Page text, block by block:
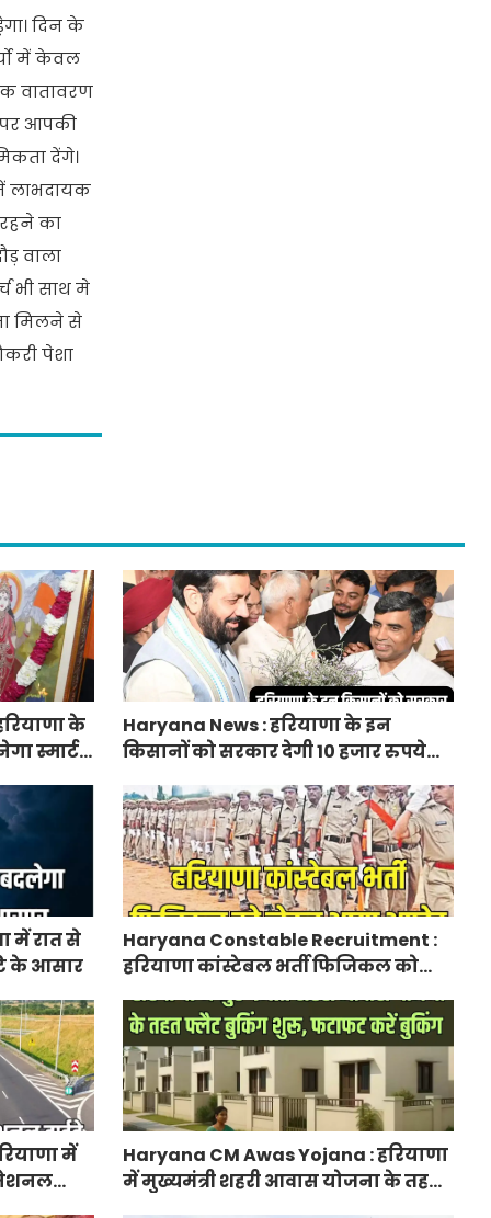
दिन के
में केवल
वातावरण
पर आपकी
देंगे।
लाभदायक
का
वाला
भी साथ मे
मिलने से
पेशा
के
स्मार्ट
Haryana News : हरियाणा के इन
किसानों को सरकार देगी 10 हजार रुपये
में रात से
के आसार
Haryana Constable Recruitment :
हरियाणा कांस्टेबल भर्ती फिजिकल को
युवाओं ने किया आवेदन
में
नेशनल
Haryana CM Awas Yojana : हरियाणा
में मुख्यमंत्री शहरी आवास योजना के तहत